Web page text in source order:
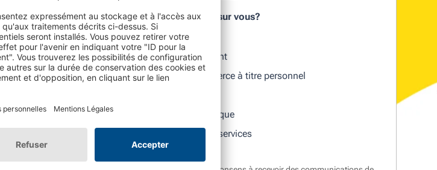
Pouvez-vous nous en dire un peu plus sur vous?
Je fais du e-commerce
Je suis une agence ou un consultant
Je suis intéressé(e) par le e-commerce à titre personnel
Je travaille dans un magasin physique
Je travaille dans une entreprise de services